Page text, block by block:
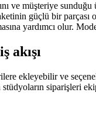
ve müşteriye
güçlü bir
yardımcı olur.
akışı
ekleyebilir ve
siparişleri